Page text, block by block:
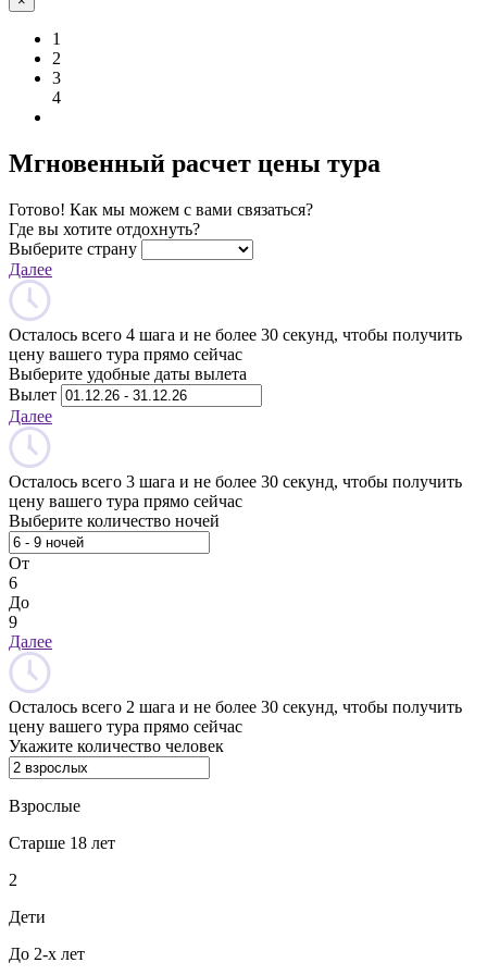
1
2
3
4
Мгновенный расчет цены тура
Готово! Как мы можем с вами связаться?
Где вы хотите отдохнуть?
Выберите страну
Далее
Осталось всего 4 шага и не более 30 секунд, чтобы получить
цену вашего тура прямо сейчас
Выберите удобные даты вылета
Вылет
Далее
Осталось всего 3 шага и не более 30 секунд, чтобы получить
цену вашего тура прямо сейчас
Выберите количество ночей
От
6
До
9
Далее
Осталось всего 2 шага и не более 30 секунд, чтобы получить
цену вашего тура прямо сейчас
Укажите количество человек
Взрослые
Старше 18 лет
2
Дети
До 2-х лет